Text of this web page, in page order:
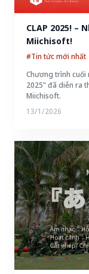
CLAP 2025! –
Miichisoft!
#Tin tức mới nhất
Chương trình cuối
2025" đã diễn ra
Miichisoft.
13/1/2026